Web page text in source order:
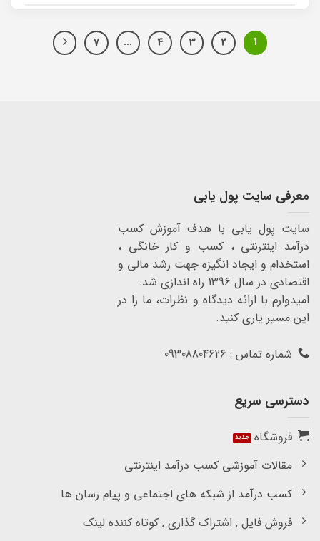
1
2
3
4
…
7
معرفی سایت پول یابی
سایت پول یابی با هدف آموزش کسب
درآمد اینترنتی ، کسب و کار خانگی ،
استخدام و ایجاد انگیزه جهت رشد مالی و
اقتصادی در سال 1396 راه اندازی شد.
امیدوارم با ارائه دیدگاه و نظرات، ما را در
این مسیر یاری کنید.
شماره تماس : 09308804626
دسترسی سریع
فروشگاه
مقالات آموزشی کسب درآمد اینترنتی
کسب درآمد از شبکه های اجتماعی و پیام رسان ها
فروش فایل , اشتراک گذاری , کوتاه کننده لینک